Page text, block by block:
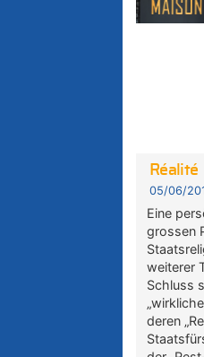
Réalité
05/06/
Eine
grossen
weiterer
Schluss
deren